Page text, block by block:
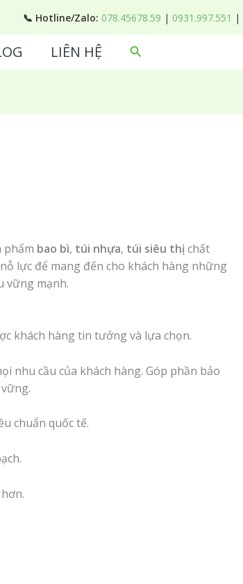
📞 Hotline/Zalo: 078.45678.59 | 0931.997.551 |
LIÊN HỆ
Tìm
kiếm
phẩm bao bì, túi nhựa, túi siêu thị chất
lực để mang đến cho khách hàng những
vững mạnh.
khách hàng tin tưởng và lựa chọn.
nhu cầu của khách hàng. Góp phần bảo
chuẩn quốc tế.